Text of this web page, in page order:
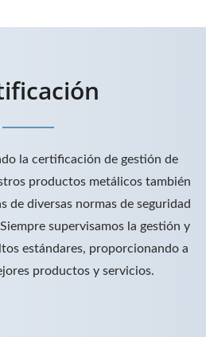
la certificación de gestión de
productos metálicos también
de diversas normas de seguridad
supervisamos la gestión y
estándares, proporcionando a
productos y servicios.